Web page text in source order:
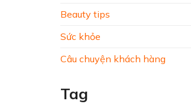
Beauty tips
Sức khỏe
Câu chuyện khách hàng
Tag